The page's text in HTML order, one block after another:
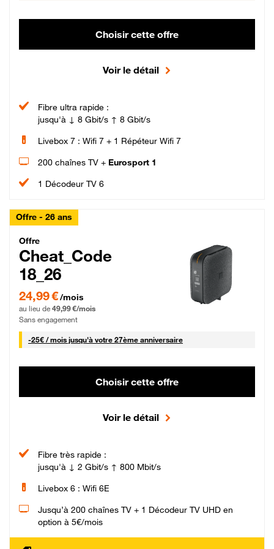
Choisir cette offre
Voir le détail
Fibre ultra rapide :
jusqu'à ↓ 8 Gbit/s ↑ 8 Gbit/s
Livebox 7 : Wifi 7 + 1 Répéteur Wifi 7
200 chaînes TV + Eurosport 1
1 Décodeur TV 6
Offre - 26 ans
Cheat_Code Fibre_18_26
Offre
Cheat_Code
18_26
24,99 € par mois pendant 0 mois puis 49,99 € par mois, Sans engagement
24,99 €/mois
au lieu de 49,99 €/mois
Sans engagement
-25€ / mois25 € par mois
jusqu'à votre 27ème anniversaire
Choisir cette offre
Voir le détail
Fibre très rapide :
jusqu'à ↓ 2 Gbit/s ↑ 800 Mbit/s
Livebox 6 : Wifi 6E
Jusqu’à 200 chaînes TV + 1 Décodeur TV UHD en
option à 5€/mois